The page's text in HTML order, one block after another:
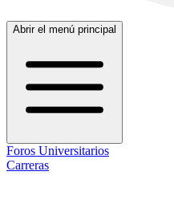
Abrir el menú principal
Foros Universitarios
Carreras